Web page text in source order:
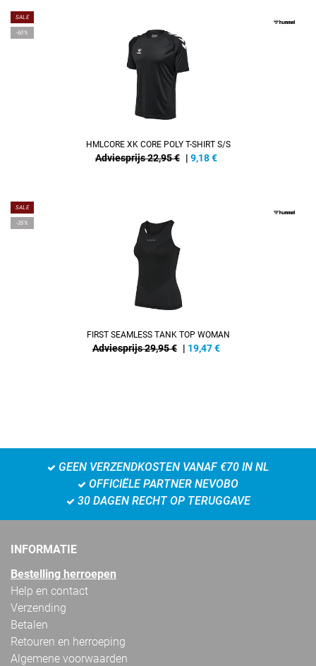
SALE
-60%
HMLCORE XK CORE POLY T-SHIRT S/S
Adviesprijs 22,95 € | 9,18€
SALE
-35%
FIRST SEAMLESS TANK TOP WOMAN
Adviesprijs 29,95 € | 19,47€
GEEN VERZENDKOSTEN VANAF €70 IN NL
OFFICIËLE PARTNER NEVOBO
30 DAGEN RECHT OP TERUGGAVE
INFORMATIE
Bestelling herroepen
Help en contact
Verzending
Betalen
Retouren en herroeping
Algemene voorwaarden